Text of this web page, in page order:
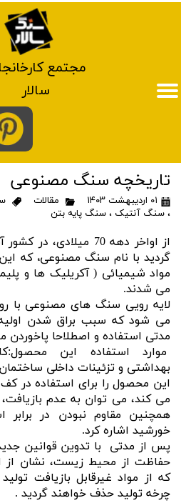
مجتمع
سالار
تاریخچه سنگ مصنوعی
۰۱ اردیبهشت ۱۴۰۳ مقالات
، سنگ آنتیک ، سنگ پایه بتن
از اواخر دهه 70
گردید با نام سنگ مصنوعی،که
مواد شیمیائی ( آکریلیک ها و
می شدند.
لایه رویی سنگ های مصنوعی با
می شود که سبب براق شدن
مدتی استفاده و اصطلاحا
موارد استفاده این
بهداشتی و تزئینات داخلی
این محصول را برای استفاده در کف
می کند، می توان به عدم
همچنین مقاوم نبودن در برابر
خورشید اشاره کرد.
پس از مدتی با تدوین قوانین جدید
حفاظت از محیط زیست، نشان از
که از مواد غیرقابل بازیافت
چرخه تولید حذف خواهند گردید .